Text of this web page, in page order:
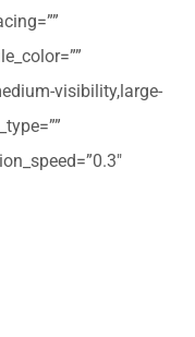
visibility,large-